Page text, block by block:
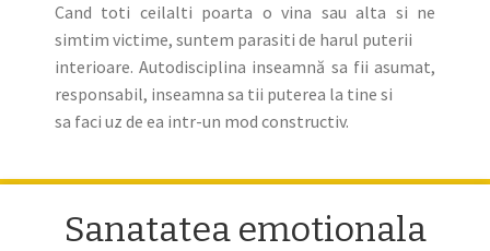
Cand toti ceilalti poarta o vina sau alta si ne
simtim victime, suntem parasiti de harul puterii
interioare. Autodisciplina inseamnă sa fii asumat,
responsabil, inseamna sa tii puterea la tine si
sa faci uz de ea intr-un mod constructiv.
Sanatatea emotionala